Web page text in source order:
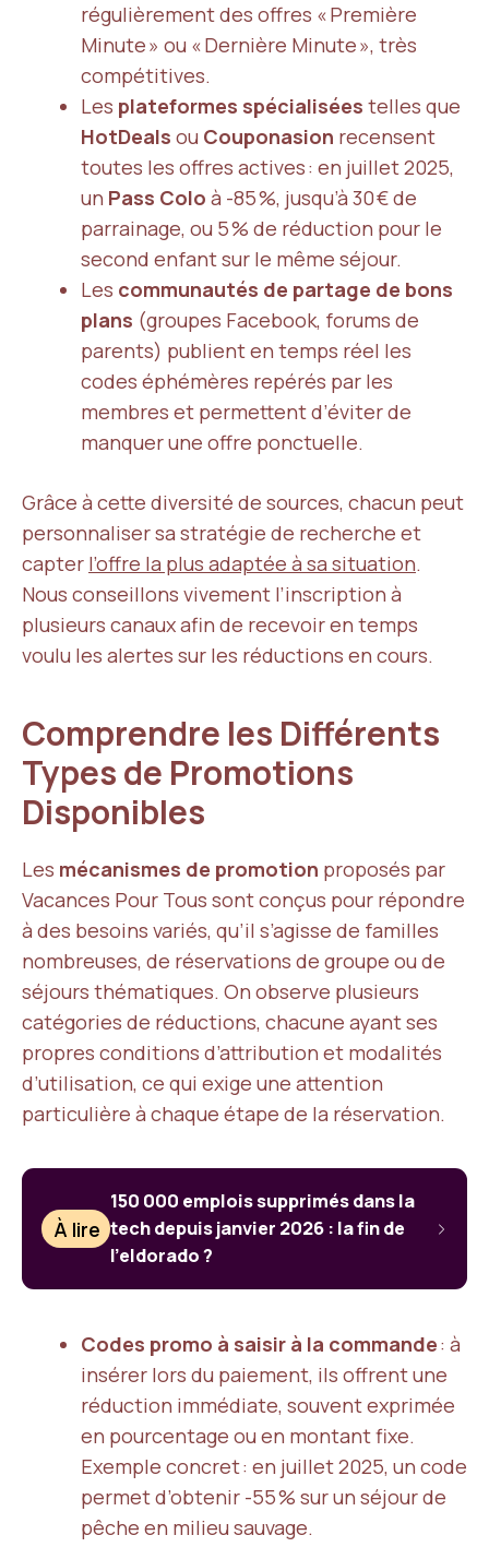
régulièrement des offres « Première
Minute » ou « Dernière Minute », très
compétitives.
Les plateformes spécialisées telles que
HotDeals ou Couponasion recensent
toutes les offres actives : en juillet 2025,
un Pass Colo à -85 %, jusqu’à 30 € de
parrainage, ou 5 % de réduction pour le
second enfant sur le même séjour.
Les communautés de partage de bons
plans (groupes Facebook, forums de
parents) publient en temps réel les
codes éphémères repérés par les
membres et permettent d’éviter de
manquer une offre ponctuelle.
Grâce à cette diversité de sources, chacun peut
personnaliser sa stratégie de recherche et
capter l’offre la plus adaptée à sa situation.
Nous conseillons vivement l’inscription à
plusieurs canaux afin de recevoir en temps
voulu les alertes sur les réductions en cours.
Comprendre les Différents
Types de Promotions
Disponibles
Les mécanismes de promotion proposés par
Vacances Pour Tous sont conçus pour répondre
à des besoins variés, qu’il s’agisse de familles
nombreuses, de réservations de groupe ou de
séjours thématiques. On observe plusieurs
catégories de réductions, chacune ayant ses
propres conditions d’attribution et modalités
d’utilisation, ce qui exige une attention
particulière à chaque étape de la réservation.
À lire
150 000 emplois supprimés dans la
tech depuis janvier 2026 : la fin de
l’eldorado ?
Codes promo à saisir à la commande: à
insérer lors du paiement, ils offrent une
réduction immédiate, souvent exprimée
en pourcentage ou en montant fixe.
Exemple concret : en juillet 2025, un code
permet d’obtenir -55 % sur un séjour de
pêche en milieu sauvage.